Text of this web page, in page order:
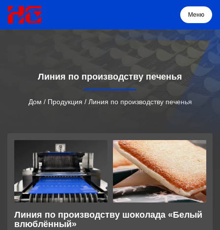
Меню
О нас
Решение
Проекты
Линия по производству печенья
Дом / Продукция / Линия по производству печенья
Линия по производству шоколада «Белый
влюблённый»